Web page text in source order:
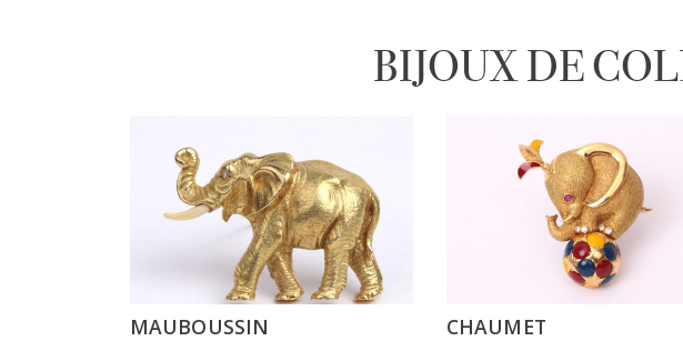
BIJOUX DE
MAUBOUSSIN CHAUMET